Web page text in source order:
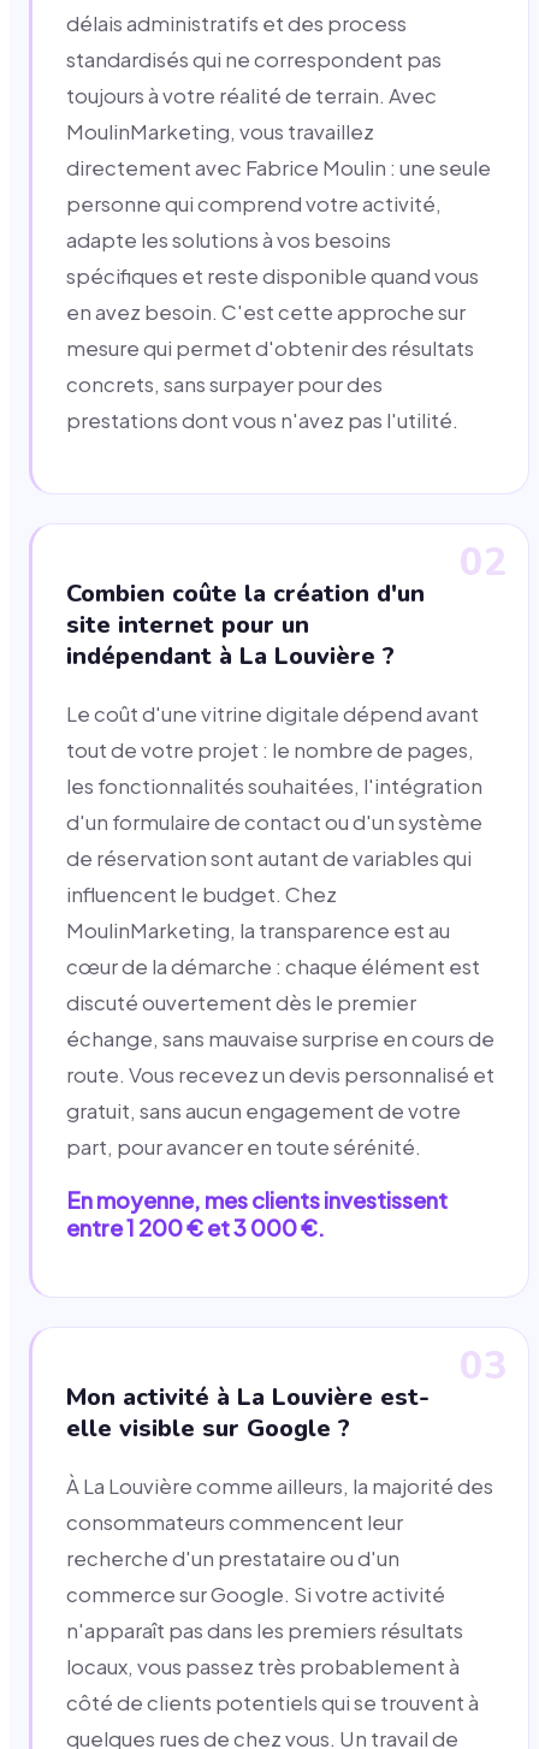
délais administratifs et des process
standardisés qui ne correspondent pas
toujours à votre réalité de terrain. Avec
MoulinMarketing, vous travaillez
directement avec Fabrice Moulin : une seule
personne qui comprend votre activité,
adapte les solutions à vos besoins
spécifiques et reste disponible quand vous
en avez besoin. C'est cette approche sur
mesure qui permet d'obtenir des résultats
concrets, sans surpayer pour des
prestations dont vous n'avez pas l'utilité.
02
Combien coûte la création d'un
site internet pour un
indépendant à La Louvière ?
Le coût d'une vitrine digitale dépend avant
tout de votre projet : le nombre de pages,
les fonctionnalités souhaitées, l'intégration
d'un formulaire de contact ou d'un système
de réservation sont autant de variables qui
influencent le budget. Chez
MoulinMarketing, la transparence est au
cœur de la démarche : chaque élément est
discuté ouvertement dès le premier
échange, sans mauvaise surprise en cours de
route. Vous recevez un devis personnalisé et
gratuit, sans aucun engagement de votre
part, pour avancer en toute sérénité.
En moyenne, mes clients investissent
entre 1 200 € et 3 000 €.
03
Mon activité à La Louvière est-
elle visible sur Google ?
À La Louvière comme ailleurs, la majorité des
consommateurs commencent leur
recherche d'un prestataire ou d'un
commerce sur Google. Si votre activité
n'apparaît pas dans les premiers résultats
locaux, vous passez très probablement à
côté de clients potentiels qui se trouvent à
quelques rues de chez vous. Un travail de